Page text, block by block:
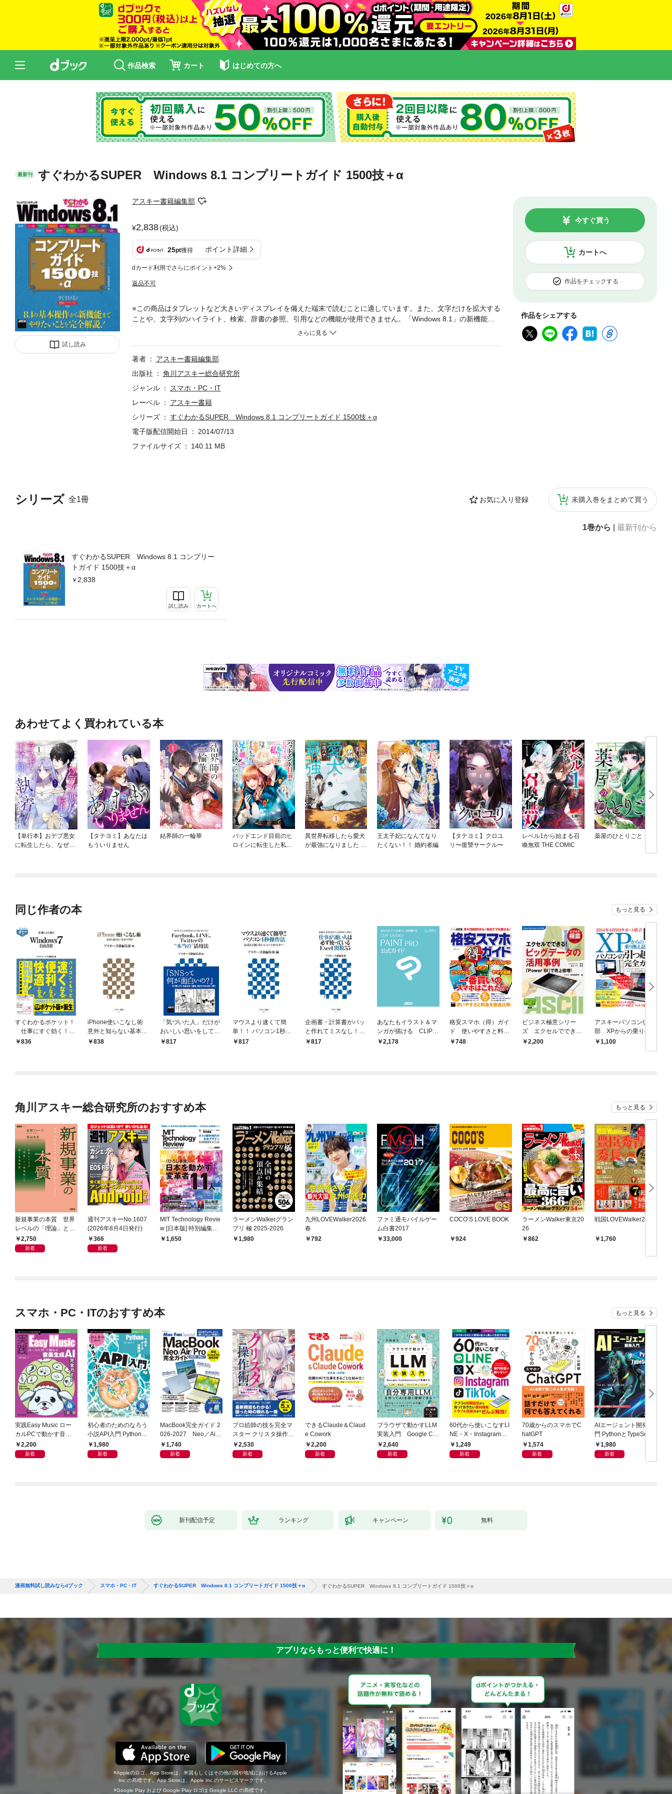
作品検索 カート はじめての方へ
最新刊 すぐわかるSUPER Windows 8.1 コンプリートガイド 1500技＋α
試し読み
アスキー書籍編集部
2,838(税込)
25pt獲得 ポイント詳細
dカード利用でさらにポイント+2%
返品不可
カートへ
今すぐ買う
作品をチェックする
作品をシェアする
シリーズ 全1冊 お気に入り登録 未購入巻をまとめて買う
1巻から 最新刊から
すぐわかるSUPER Windows 8.1 コンプリー
トガイド 1500技＋α
2,838
試し読み カートへ
※この商品はタブレットなど大きいディスプレイを備えた端末で読むことに適しています。また、文字だけを拡大する
ことや、文字列のハイライト、検索、辞書の参照、引用などの機能が使用できません。「Windows 8.1」の新機能を
含むすべての操作を640ページに収録した完全ガイドです。目次と連なる「巻頭インデックス」で、全17章、1500以
著者
アスキー書籍編集部
出版社
角川アスキー総合研究所
ジャンル
スマホ・PC・IT
レーベル
アスキー書籍
シリーズ
すぐわかるSUPER Windows 8.1 コンプリートガイド 1500技＋α
電子版配信開始日
2014/07/13
ファイルサイズ
140.11 MB
あわせてよく買われている本
【単行本】おデブ悪女
に転生したら、なぜか
【タテヨミ】あなたは
もういりません
結界師の一輪華
バッドエンド目前のヒ
ロインに転生した私、
異世界転移したら愛犬
が最強になりました ～
王太子妃になんてなり
たくない！！ 婚約者編
【タテヨミ】クロユ
リ〜復讐サークル〜
レベル1から始まる召
喚無双 THE COMIC
薬屋のひとりごと
同じ作者の本 もっと見る
すぐわかるポケット！
仕事にすぐ効く！
Windows7自由自在
836
iPhone使いこなし術
意外と知らない基本ワ
ザ85
838
「気づいた人」だけが
おいしい思いをして
る！ Facebook、LIN
817
マウスより速くて簡
単！！ パソコン1秒操
作法 おぼえて使いたい
817
企画書・計算書がパッ
と作れてミスなし！
仕事が速い人は必ず使
817
あなたもイラスト＆マ
ンガが描ける CLIP S
TUDIO PAINT PRO公
2,178
格安スマホ（得）ガイ
ド 使いやすさと料金
を徹底比較
748
ビジネス極意シリー
ズ エクセルででき
る！ ビッグデータの活
2,200
アスキーパソコン倶楽
部 XPからの乗り換え
最終便！パソコンの引
っ越し完全ガイド ウ
1,100
角川アスキー総合研究所のおすすめ本 もっと見る
新規事業の本質 世界
レベルの「理論」と
「現場知」で描く全体
地図
2,750
新着
週刊アスキーNo.1607
(2026年8月4日発行)
366
新着
MIT Technology Revie
w [日本版] 特別編集
ポスト都市時代の社会
1,650
ラーメンWalkerグラン
プリ 極 2025-2026
1,980
九州LOVEWalker2026
春
792
ファミ通モバイルゲー
ム白書2017
33,000
COCO’S LOVE BOOK
924
ラーメンWalker東京20
26
862
戦国LOVEWalker2026
1,760
スマホ・PC・ITのおすすめ本 もっと見る
実践Easy Music ロー
カルPCで動かす音楽
生成AI完全ガイド
2,200
新着
初心者のためのなろう
小説API入門 Pythonで
作るデータ活用法
1,980
新着
MacBook完全ガイド 2
026-2027 Neo／Air
／Pro対応
1,740
新着
プロ絵師の技を完全マ
スター クリスタ操作術
決定版 改訂2版 CLIP S
TUDIO PAINT PRO/E
2,530
新着
できるClaude＆Claud
e Cowork
2,200
新着
ブラウザで動かすLLM
実装入門 Google Col
aboratoryで実践するL
LM・RAG・ファイン
2,640
新着
60代から使いこなすLI
NE・X・Instagram・T
ikTok
1,249
新着
70歳からのスマホでC
hatGPT
1,574
新着
AIエージェント開発入
門 PythonとTypeScript
で学ぶ実践的手法
1,980
新着
新刊配信予定 ランキング キャンペーン 無料
漫画無料試し読みならdブック スマホ・PC・IT すぐわかるSUPER Windows 8.1 コンプリートガイド 1500技＋α すぐわかるSUPER Windows 8.1 コンプリートガイド 1500技＋α
アプリならもっと便利で快適に！
Appleのロゴ、App Storeは、米国もしくはその他の国や地域におけるApple
Inc.の商標です。App Storeは、Apple Inc.のサービスマークです。
Google Play および Google Play ロゴは Google LLC の商標です。